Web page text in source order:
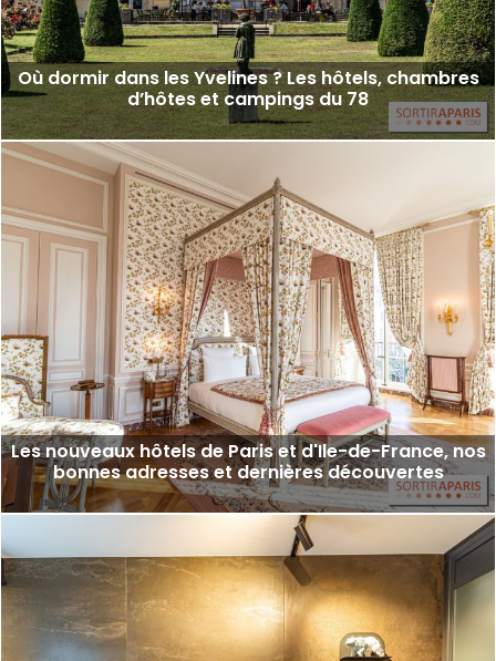
Où dormir dans les Yvelines ? Les hôtels, chambres
d’hôtes et campings du 78
Les nouveaux hôtels de Paris et d'Ile-de-France, nos
bonnes adresses et dernières découvertes